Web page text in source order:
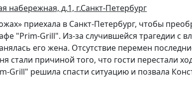
набережная, д.1, г.Санкт-Петербург
приехала в Санкт-Петербург, чтобы
"Prim-Grill". Из-за случившейся трагедии с
его жена. Отсутствие перемен
стали причиной того, что гости перестали
Grill" решила спасти ситуацию и позвала